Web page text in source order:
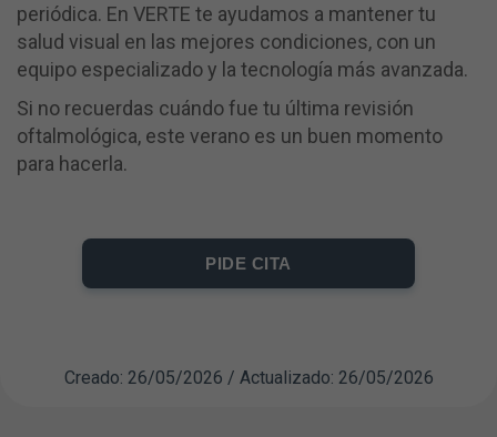
periódica. En VERTE te ayudamos a mantener tu
salud visual en las mejores condiciones, con un
equipo especializado y la tecnología más avanzada.
Si no recuerdas cuándo fue tu última revisión
oftalmológica, este verano es un buen momento
para hacerla.
PIDE CITA
Creado: 26/05/2026 / Actualizado: 26/05/2026